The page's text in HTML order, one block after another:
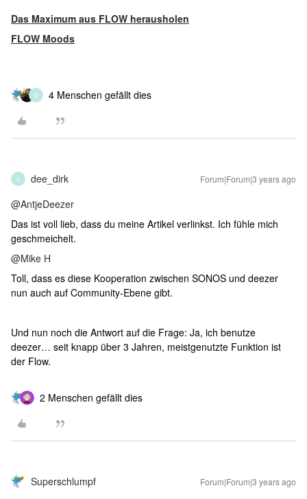
Das Maximum aus FLOW herausholen
FLOW Moods
D 4 Menschen gefällt dies
D dee_dirk Forum|Forum|3 years ago
@AntjeDeezer
Das ist voll lieb, dass du meine Artikel verlinkst. Ich fühle mich
geschmeichelt.
@Mike H
Toll, dass es diese Kooperation zwischen SONOS und deezer
nun auch auf Community-Ebene gibt.
Und nun noch die Antwort auf die Frage: Ja, ich benutze
deezer… seit knapp über 3 Jahren, meistgenutzte Funktion ist
der Flow.
2 Menschen gefällt dies
Superschlumpf Forum|Forum|3 years ago